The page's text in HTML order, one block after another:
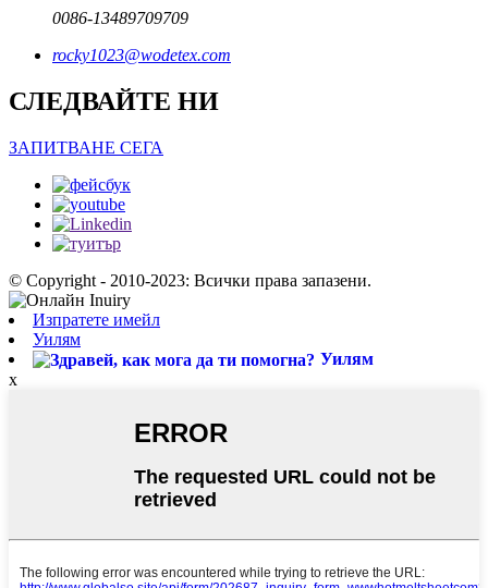
0086-13489709709
rocky1023@wodetex.com
СЛЕДВАЙТЕ НИ
ЗАПИТВАНЕ СЕГА
© Copyright - 2010-2023: Всички права запазени.
Изпратете имейл
Уилям
Уилям
x